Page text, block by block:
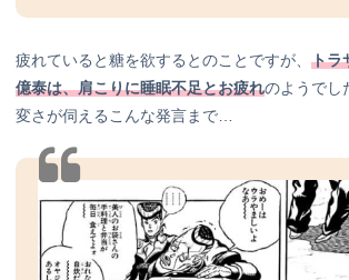
疲れていると糖を欲するとのことですが、 トラ
億泰は、肩こりに睡眠不足とお疲れのようでし
変さが伺えるこんな発言まで…